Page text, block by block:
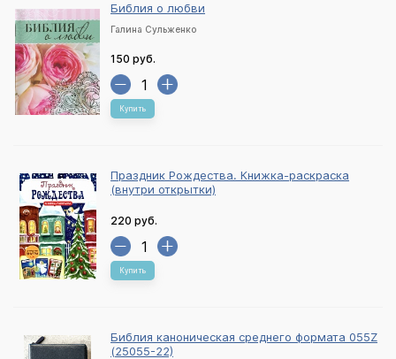
Библия о любви
Галина Сульженко
150 руб.
Купить
Праздник Рождества. Книжка-раскраска
(внутри открытки)
220 руб.
Купить
Библия каноническая среднего формата 055Z
(25055-22)